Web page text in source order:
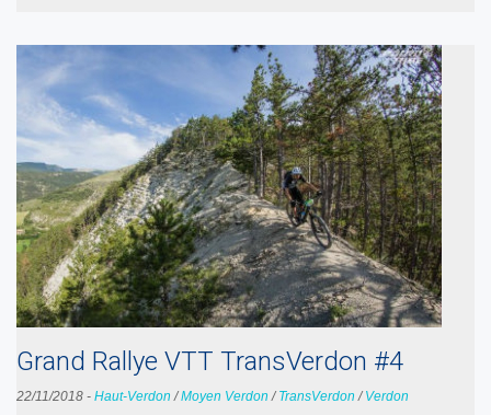
Grand Rallye VTT TransVerdon #4
22/11/2018 - Haut-Verdon /Moyen Verdon / TransVerdon / Verdon